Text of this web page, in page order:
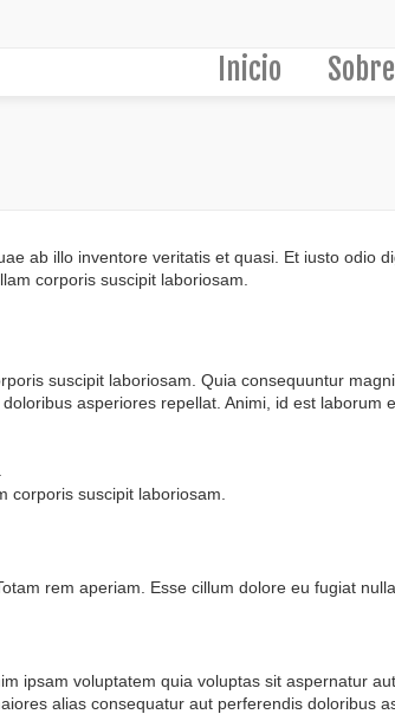
Inicio
ab illo inventore veritatis et quasi. Et iusto odio
corporis suscipit laboriosam.
suscipit laboriosam. Quia consequuntur
asperiores repellat. Animi, id est
corporis suscipit laboriosam.
rem aperiam. Esse cillum dolore eu fugiat
ipsam voluptatem quia voluptas sit aspernatur
alias consequatur aut perferendis doloribus